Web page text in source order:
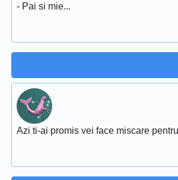
- Pai si mie...
Azi ti-ai promis vei face miscare